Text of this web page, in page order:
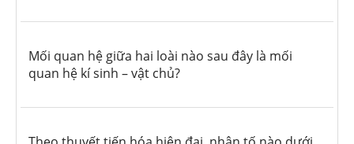
Mối quan hệ giữa hai loài nào sau đây là mối
quan hệ kí sinh – vật chủ?